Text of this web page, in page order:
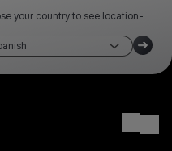
your country to see location-